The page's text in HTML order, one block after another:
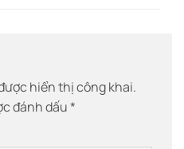
hiển thị công khai.
đánh dấu*